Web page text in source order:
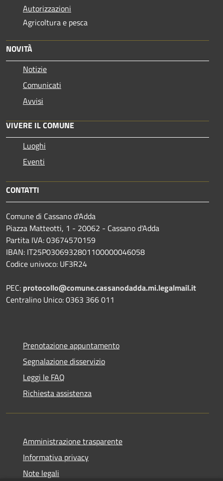
Autorizzazioni
Agricoltura e pesca
NOVITÀ
Notizie
Comunicati
Avvisi
VIVERE IL COMUNE
Luoghi
Eventi
CONTATTI
Comune di Cassano d'Adda
Piazza Matteotti, 1 - 20062 - Cassano d'Adda
Partita IVA: 03674570159
IBAN: IT25P0306932801100000046058
Codice univoco: UF3R24
PEC: protocollo@comune.cassanodadda.mi.legalmail.it
Centralino Unico: 0363 366 011
Prenotazione appuntamento
Segnalazione disservizio
Leggi le FAQ
Richiesta assistenza
Amministrazione trasparente
Informativa privacy
Note legali